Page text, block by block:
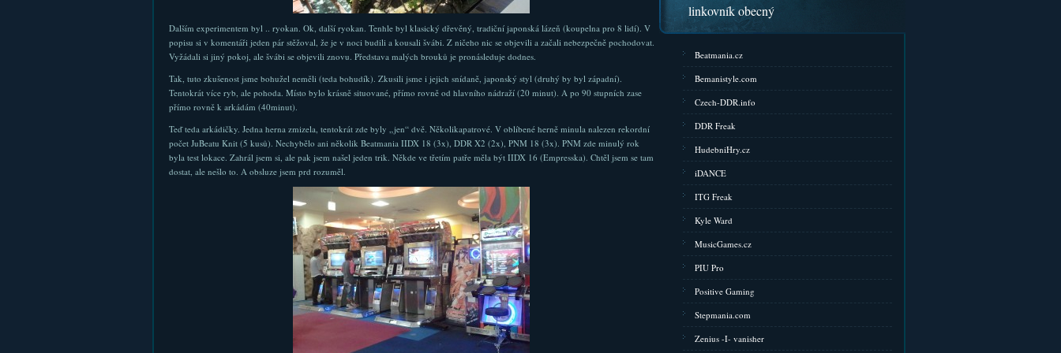
Dalším experimentem byl .. ryokan. Ok, další ryokan. Tenhle byl klasický dřevěný, tradiční japonská lázeň (koupelna pro 8 lidí). V
popisu si v komentáři jeden pár stěžoval, že je v noci budili a kousali švábi. Z ničeho nic se objevili a začali nebezpečně pochodovat.
Vyžádali si jiný pokoj, ale švábi se objevili znovu. Představa malých brouků je pronásleduje dodnes.
Tak, tuto zkušenost jsme bohužel neměli (teda bohudík). Zkusili jsme i jejich snídaně, japonský styl (druhý by byl západní).
Tentokrát více ryb, ale pohoda. Místo bylo krásně situované, přímo rovně od hlavního nádraží (20 minut). A po 90 stupních zase
přímo rovně k arkádám (40minut).
Teď teda arkádičky. Jedna herna zmizela, tentokrát zde byly „jen“ dvě. Několikapatrové. V oblíbené herně minula nalezen rekordní
počet JuBeatu Knit (5 kusů). Nechybělo ani několik Beatmania IIDX 18 (3x), DDR X2 (2x), PNM 18 (3x). PNM zde minulý rok
byla test lokace. Zahrál jsem si, ale pak jsem našel jeden trik. Někde ve třetím patře měla být IIDX 16 (Empresska). Chtěl jsem se tam
dostat, ale nešlo to. A obsluze jsem prd rozuměl.
linkovník obecný
Beatmania.cz
Bemanistyle.com
Czech-DDR.info
DDR Freak
HudebniHry.cz
iDANCE
ITG Freak
Kyle Ward
MusicGames.cz
PIU Pro
Positive Gaming
Stepmania.com
Zenius -I- vanisher